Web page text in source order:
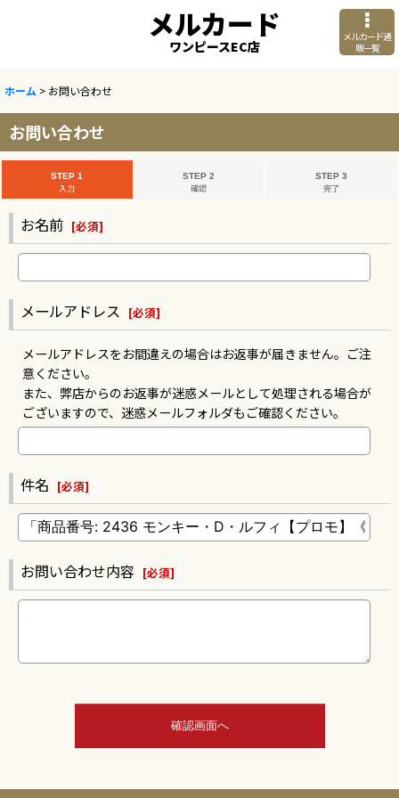
メルカード
ワンピースEC店
メルカード通
販一覧
ホーム > お問い合わせ
お問い合わせ
STEP 1
入力
STEP 2
確認
STEP 3
完了
お名前 [必須]
メールアドレス [必須]
メールアドレスをお間違えの場合はお返事が届きません。ご注
意ください。
また、弊店からのお返事が迷惑メールとして処理される場合が
ございますので、迷惑メールフォルダもご確認ください。
件名 [必須]
お問い合わせ内容 [必須]
確認画面へ